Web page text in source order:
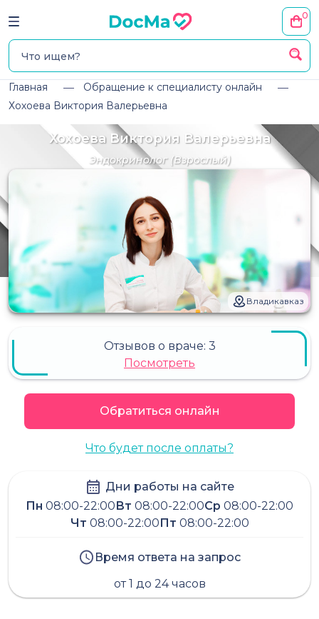
0
Главная
Обращение к специалисту онлайн
Хохоева Виктория Валерьевна
Хохоева Виктория Валерьевна
Эндокринолог(Взрослый)
Владикавказ
Отзывов о враче: 3
Посмотреть
Обратиться онлайн
Что будет после оплаты?
Дни работы на сайте
Пн 08:00-22:00Вт 08:00-22:00Ср 08:00-22:00
Чт 08:00-22:00Пт 08:00-22:00
Время ответа на запрос
от 1 до 24 часов